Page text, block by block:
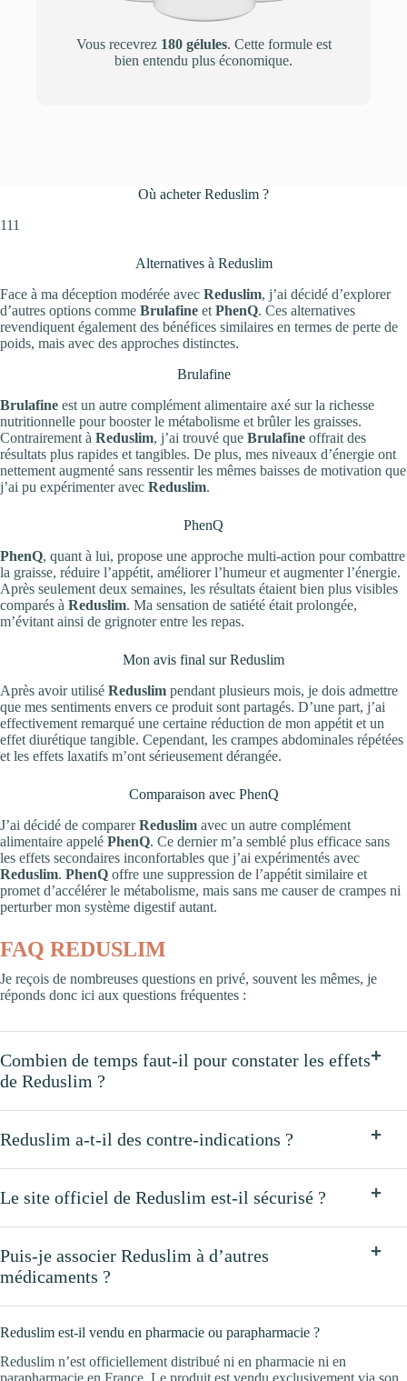
Vous recevrez 180 gélules. Cette formule est
bien entendu plus économique.
Où acheter Reduslim ?
111
Alternatives à Reduslim
Face à ma déception modérée avec Reduslim, j’ai décidé d’explorer
d’autres options comme Brulafine et PhenQ. Ces alternatives
revendiquent également des bénéfices similaires en termes de perte de
poids, mais avec des approches distinctes.
Brulafine
Brulafine est un autre complément alimentaire axé sur la richesse
nutritionnelle pour booster le métabolisme et brûler les graisses.
Contrairement à Reduslim, j’ai trouvé que Brulafine offrait des
résultats plus rapides et tangibles. De plus, mes niveaux d’énergie ont
nettement augmenté sans ressentir les mêmes baisses de motivation que
j’ai pu expérimenter avec Reduslim.
PhenQ
PhenQ, quant à lui, propose une approche multi-action pour combattre
la graisse, réduire l’appétit, améliorer l’humeur et augmenter l’énergie.
Après seulement deux semaines, les résultats étaient bien plus visibles
comparés à Reduslim. Ma sensation de satiété était prolongée,
m’évitant ainsi de grignoter entre les repas.
Mon avis final sur Reduslim
Après avoir utilisé Reduslim pendant plusieurs mois, je dois admettre
que mes sentiments envers ce produit sont partagés. D’une part, j’ai
effectivement remarqué une certaine réduction de mon appétit et un
effet diurétique tangible. Cependant, les crampes abdominales répétées
et les effets laxatifs m’ont sérieusement dérangée.
Comparaison avec PhenQ
J’ai décidé de comparerReduslim avec un autre complément
alimentaire appelé PhenQ. Ce dernier m’a semblé plus efficace sans
les effets secondaires inconfortables que j’ai expérimentés avec
Reduslim. PhenQ offre une suppression de l’appétit similaire et
promet d’accélérer le métabolisme, mais sans me causer de crampes ni
perturber mon système digestif autant.
FAQ REDUSLIM
Je reçois de nombreuses questions en privé, souvent les mêmes, je
réponds donc ici aux questions fréquentes :
Combien de temps faut-il pour constater les effets
de Reduslim ?
Reduslim a-t-il des contre-indications ?
Le site officiel de Reduslim est-il sécurisé ?
Puis-je associer Reduslim à d’autres
médicaments ?
Reduslim est-il vendu en pharmacie ou parapharmacie ?
Reduslim n’est officiellement distribué ni en pharmacie ni en